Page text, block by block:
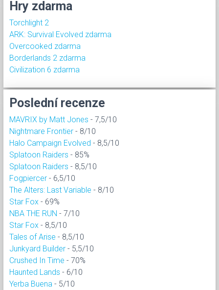
Hry zdarma
Torchlight 2
ARK: Survival Evolved zdarma
Overcooked zdarma
Borderlands 2 zdarma
Civilization 6 zdarma
Poslední recenze
MAVRIX by Matt Jones - 7,5/10
Nightmare Frontier - 8/10
Halo Campaign Evolved - 8,5/10
Splatoon Raiders - 85%
Splatoon Raiders - 8,5/10
Fogpiercer - 6,5/10
The Alters: Last Variable - 8/10
Star Fox - 69%
NBA THE RUN - 7/10
Star Fox - 8,5/10
Tales of Arise - 8,5/10
Junkyard Builder - 5,5/10
Crushed In Time - 70%
Haunted Lands - 6/10
Yerba Buena - 5/10